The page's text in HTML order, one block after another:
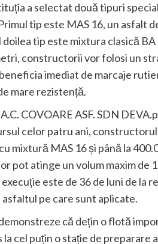
a selectat două tipuri
tip este MAS 16, un asfalt
tip este mixtura clasică
constructorii vor folosi un
imediat de marcaje
mare rezistență.
COVOARE ASF. SDN
celor patru ani,
mixtură MAS 16 și până la
pot atinge un volum maxim de
este de 36 de luni de la
pe care sunt aplicate.
că dețin o flotă
cel puțin o stație de preparare